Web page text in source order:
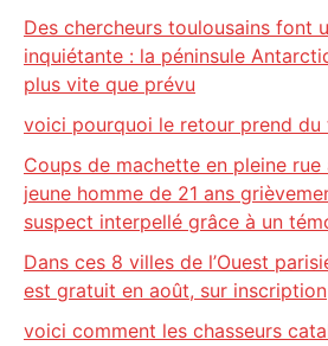
Des chercheurs toulousains font
inquiétante : la péninsule
plus vite que prévu
voici pourquoi le retour prend du
Coups de machette en pleine rue
jeune homme de 21 ans
suspect interpellé grâce à un
Dans ces 8 villes de l’Ouest
est gratuit en août, sur inscription
voici comment les chasseurs